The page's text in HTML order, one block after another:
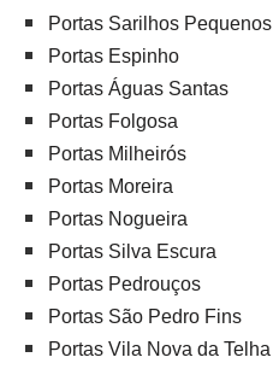
Portas Sarilhos Pequenos
Portas Espinho
Portas Águas Santas
Portas Folgosa
Portas Milheirós
Portas Moreira
Portas Nogueira
Portas Silva Escura
Portas Pedrouços
Portas São Pedro Fins
Portas Vila Nova da Telha